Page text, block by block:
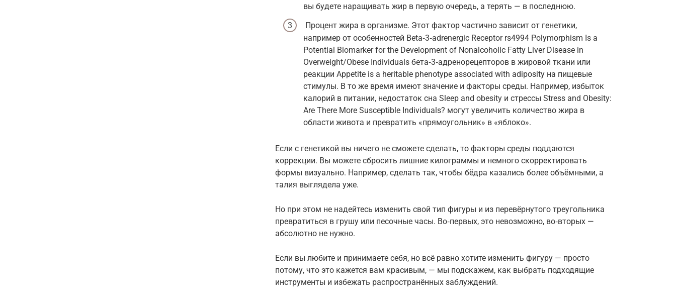
вы будете наращивать жир в первую очередь, а терять — в последнюю.
Процент жира в организме. Этот фактор частично зависит от генетики,
например от особенностей Beta‑3‑adrenergic Receptor rs4994 Polymorphism Is a
Potential Biomarker for the Development of Nonalcoholic Fatty Liver Disease in
Overweight/Obese Individuals бета‑3‑адренорецепторов в жировой ткани или
реакции Appetite is a heritable phenotype associated with adiposity на пищевые
стимулы. В то же время имеют значение и факторы среды. Например, избыток
калорий в питании, недостаток сна Sleep and obesity и стрессы Stress and Obesity:
Are There More Susceptible Individuals? могут увеличить количество жира в
области живота и превратить «прямоугольник» в «яблоко».
Если с генетикой вы ничего не сможете сделать, то факторы среды поддаются
коррекции. Вы можете сбросить лишние килограммы и немного скорректировать
формы визуально. Например, сделать так, чтобы бёдра казались более объёмными, а
талия выглядела уже.
Но при этом не надейтесь изменить свой тип фигуры и из перевёрнутого треугольника
превратиться в грушу или песочные часы. Во‑первых, это невозможно, во‑вторых —
абсолютно не нужно.
Если вы любите и принимаете себя, но всё равно хотите изменить фигуру — просто
потому, что это кажется вам красивым, — мы подскажем, как выбрать подходящие
инструменты и избежать распространённых заблуждений.